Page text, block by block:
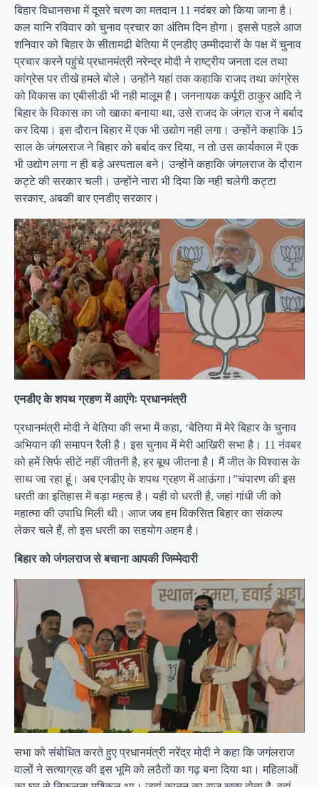
बिहार विधानसभा में दूसरे चरण का मतदान 11 नवंबर को किया जाना है।
कल यानि रविवार को चुनाव प्रचार का अंतिम दिन होगा। इससे पहले आज
शनिवार को बिहार के सीतामढी बेतिया में एनडीए उम्मीदवारों के पक्ष में चुनाव
प्रचार करने पहुंचे प्रधानमंत्री नरेन्द्र मोदी ने राष्ट्रीय जनता दल तथा
कांग्रेस पर तीखे हमले बोले। उन्होंने यहां तक कहाकि राजद तथा कांग्रेस
को विकास का एबीसीडी भी नही मालूम है। जननायक कर्पूरी ठाकुर आदि ने
बिहार के विकास का जो खाका बनाया था, उसे राजद के जंगल राज ने बर्बाद
कर दिया। इस दौरान बिहार में एक भी उद्योग नही लगा। उन्होंने कहाकि 15
साल के जंगलराज ने बिहार को बर्बाद कर दिया, न तो उस कार्यकाल में एक
भी उद्योग लगा न ही बड़े अस्पताल बने। उन्होंने कहाकि जंगलराज के दौरान
कट्टे की सरकार चली। उन्होंने नारा भी दिया कि नही चलेगी कट्टा
सरकार, अबकी बार एनडीए सरकार।
एनडीए के शपथ ग्रहण में आएंगेः प्रधानमंत्री
प्रधानमंत्री मोदी ने बेतिया की सभा में कहा, ‘बेतिया में मेरे बिहार के चुनाव
अभियान की समापन रैली है। इस चुनाव में मेरी आखिरी सभा है। 11 नंवबर
को हमें सिर्फ सीटें नहीं जीतनी है, हर बूथ जीतना है। मैं जीत के विश्वास के
साथ जा रहा हूं। अब एनडीए के शपथ ग्रहण में आऊंगा।”चंपारण की इस
धरती का इतिहास में बड़ा महत्व है। यही वो धरती है, जहां गांधी जी को
महात्मा की उपाधि मिली थी। आज जब हम विकसित बिहार का संकल्प
लेकर चले हैं, तो इस धरती का सहयोग अहम है।
बिहार को जंगलराज से बचाना आपकी जिम्मेदारी
सभा को संबोधित करते हुए प्रधानमंत्री नरेंद्र मोदी ने कहा कि जगंलराज
वालों ने सत्याग्रह की इस भूमि को लठैतों का गढ़ बना दिया था। महिलाओं